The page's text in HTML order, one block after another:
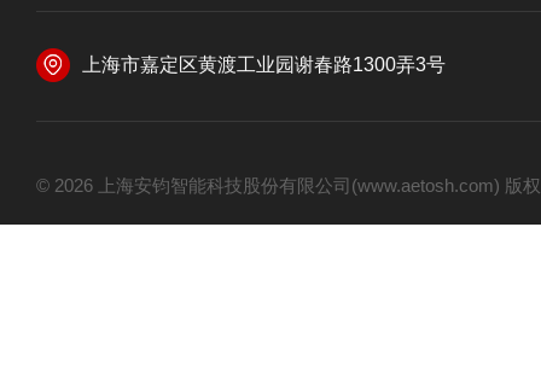
上海市嘉定区黄渡工业园谢春路1300弄3号
© 2026 上海安钧智能科技股份有限公司(www.aetosh.com)